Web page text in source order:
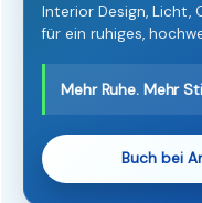
Interior Design, Licht,
für ein ruhiges,
Mehr Ruhe. Mehr
Buch bei